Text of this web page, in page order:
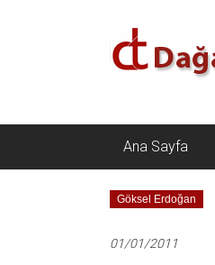
Dağarcık
Türkiye
Türkiye
Cumhuriyeti…
Ana Sayfa
Göksel Erdoğan
01/01/2011